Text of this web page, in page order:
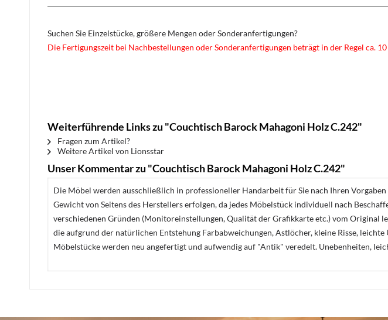
Suchen Sie Einzelstücke, größere Mengen oder Sonderanfertigungen?
Die Fertigungszeit bei Nachbestellungen oder Sonderanfertigungen beträgt in der Regel ca.
Weiterführende Links zu "Couchtisch Barock Mahagoni Holz C.242"
Fragen zum Artikel?
Weitere Artikel von Lionsstar
Unser Kommentar zu "Couchtisch Barock Mahagoni Holz C.242"
Die Möbel werden ausschließlich in professioneller Handarbeit für Sie nach Ihren
Gewicht von Seitens des Herstellers erfolgen, da jedes Möbelstück individuell nach
verschiedenen Gründen (Monitoreinstellungen, Qualität der Grafikkarte etc.) vom Original
die aufgrund der natürlichen Entstehung Farbabweichungen, Astlöcher, kleine Risse,
Möbelstücke werden neu angefertigt und aufwendig auf "Antik" veredelt. Unebenheiten,